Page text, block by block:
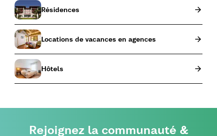
Résidences
Locations de vacances en agences
Hôtels
Rejoignez la communauté &